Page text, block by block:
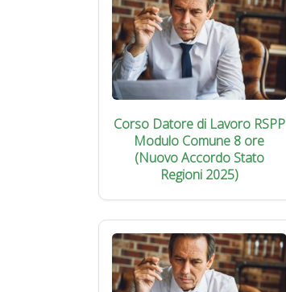
Corso Datore di Lavoro RSPP
Modulo Comune 8 ore
(Nuovo Accordo Stato
Regioni 2025)